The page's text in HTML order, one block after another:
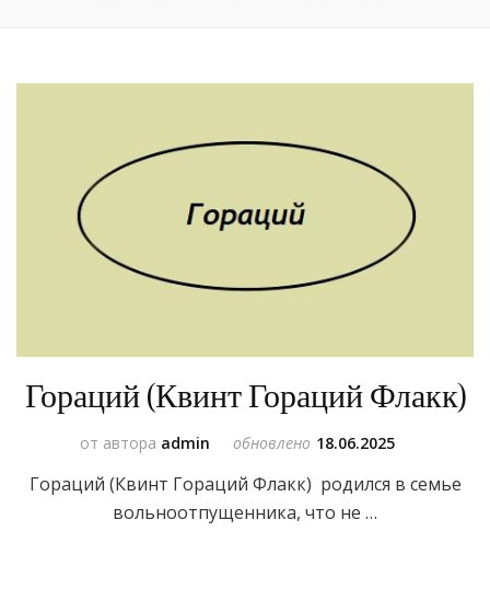
Гораций (Квинт Гораций Флакк)
от автора admin обновлено 18.06.2025
Гораций (Квинт Гораций Флакк) родился в семье
вольноотпущенника, что не …